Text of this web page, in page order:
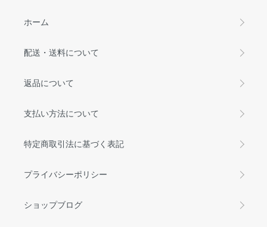
ホーム
配送・送料について
返品について
支払い方法について
特定商取引法に基づく表記
プライバシーポリシー
ショップブログ